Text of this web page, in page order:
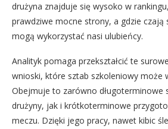
drużyna znajduje się wysoko w
prawdziwe mocne strony, a gdzie czają
mogą wykorzystać nasi ulubieńcy.
Analityk pomaga przekształcić te
wnioski, które sztab szkoleniowy może
Obejmuje to zarówno długoterminowe
drużyny, jak i krótkoterminowe
meczu. Dzięki jego pracy, nawet kibic